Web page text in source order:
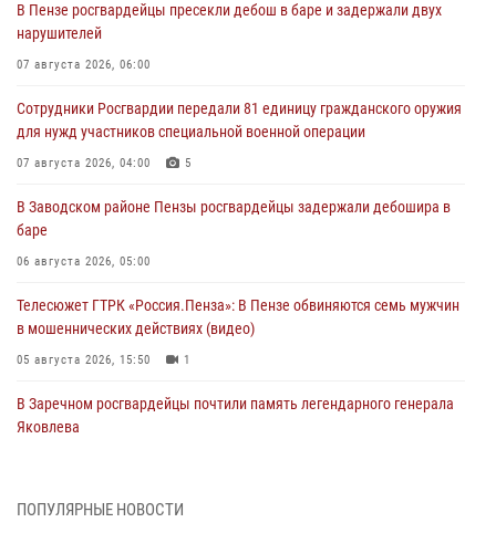
В Пензе росгвардейцы пресекли дебош в баре и задержали двух
нарушителей
07 августа 2026, 06:00
Сотрудники Росгвардии передали 81 единицу гражданского оружия
для нужд участников специальной военной операции
07 августа 2026, 04:00 5
В Заводском районе Пензы росгвардейцы задержали дебошира в
баре
06 августа 2026, 05:00
Телесюжет ГТРК «Россия.Пенза»: В Пензе обвиняются семь мужчин
в мошеннических действиях (видео)
05 августа 2026, 15:50 1
В Заречном росгвардейцы почтили память легендарного генерала
Яковлева
Сотрудники пензенского ОМОН «Страж» познакомили участников
ПОПУЛЯРНЫЕ НОВОСТИ